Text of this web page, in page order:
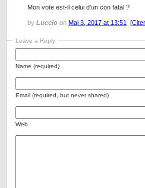
Mon vote est-il celui d’un con fatal ?
by Luccio on Mai 3, 2017 at 13:51
Leave a Reply
Name (required)
Email (required, but never shared)
Web